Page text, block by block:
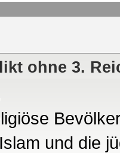
ohne 3.
und die